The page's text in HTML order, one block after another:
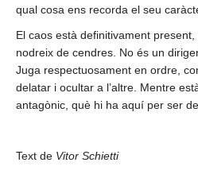
qual cosa ens recorda el seu
El caos està definitivament
nodreix de cendres. No és un
Juga respectuosament en ordre,
delatar i ocultar a l’altre. Mentre
antagònic, què hi ha aquí per ser
Text de Vitor Schietti